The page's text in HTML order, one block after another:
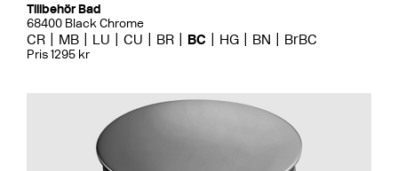
Tillbehör Bad
68400 Black Chrome
CR MB LU CU BR BC HG BN BrBC
Pris 1295 kr